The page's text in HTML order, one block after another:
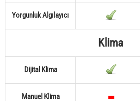
Yorgunluk Algılayıcı
Klima
Dijital Klima
Manuel Klima